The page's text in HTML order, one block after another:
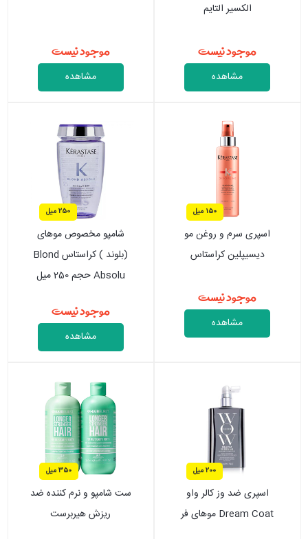
الکسیر التایم
موجود نیست
مشاهده
موجود نیست
مشاهده
150 میل
اسپری سرم و روغن مو
دیسیپلین کراستاس
موجود نیست
مشاهده
250 میل
شامپو مخصوص موهای
(بلوند ) کراستاس Blond
Absolu حجم 250 میل
موجود نیست
مشاهده
200 میل
اسپری ضد وز کالر واو
Dream Coat موهای فر
350 میل
ست شامپو و نرم کننده ضد
ریزش هیربرست